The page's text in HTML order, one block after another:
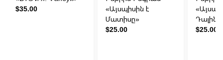
$35.00
«Այսպիսին է
Մատիսը»
$25.00
Դալին»
$25.00